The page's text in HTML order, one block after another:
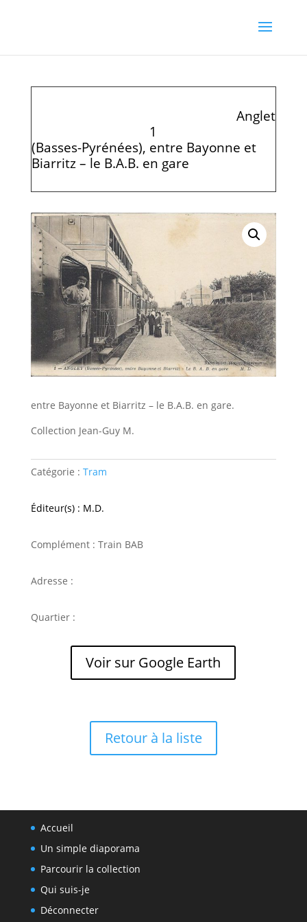
Anglet
1
(Basses-Pyrénées), entre Bayonne et
Biarritz – le B.A.B. en gare
entre Bayonne et Biarritz – le B.A.B. en gare.
Collection Jean-Guy M.
Catégorie : Tram
Éditeur(s) : M.D.
Complément : Train BAB
Adresse :
Quartier :
Voir sur Google Earth
Retour à la liste
Accueil
Un simple diaporama
Parcourir la collection
Qui suis-je
Déconnecter